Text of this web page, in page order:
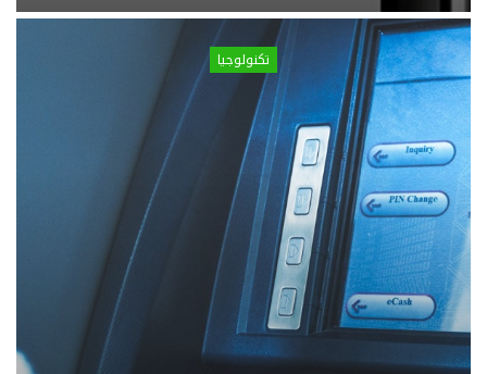
تكنولوجيا